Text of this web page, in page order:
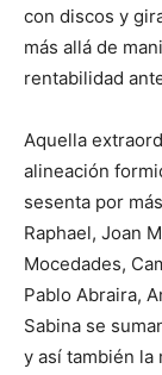
con discos y
más allá de
rentabilidad
Aquella
alineación
sesenta por
Raphael, Joan
Mocedades,
Pablo Abraira,
Sabina se
y así también la